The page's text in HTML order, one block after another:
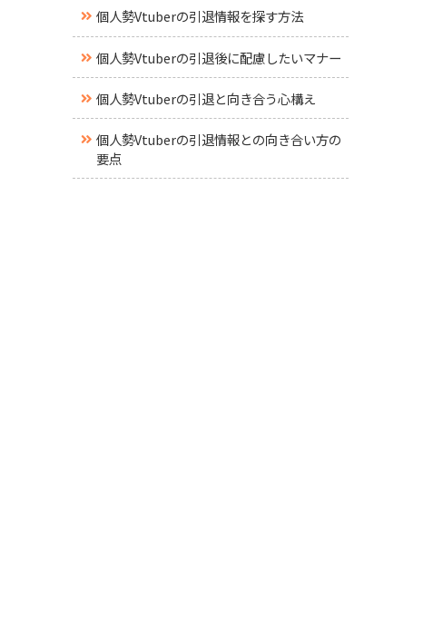
個人勢Vtuberの引退情報を探す方法
個人勢Vtuberの引退後に配慮したいマナー
個人勢Vtuberの引退と向き合う心構え
個人勢Vtuberの引退情報との向き合い方の
要点